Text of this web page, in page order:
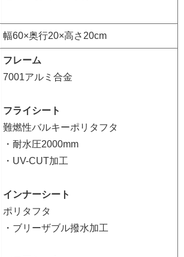
幅60×奥行20×高さ20cm
フレーム
7001アルミ合金
フライシート
難燃性バルキーポリタフタ
・耐水圧2000mm
・UV-CUT加工
インナーシート
ポリタフタ
・ブリーザブル撥水加工